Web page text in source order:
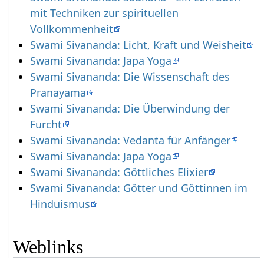
mit Techniken zur spirituellen
Vollkommenheit
Swami Sivananda: Licht, Kraft und Weisheit
Swami Sivananda: Japa Yoga
Swami Sivananda: Die Wissenschaft des
Pranayama
Swami Sivananda: Die Überwindung der
Furcht
Swami Sivananda: Vedanta für Anfänger
Swami Sivananda: Japa Yoga
Swami Sivananda: Göttliches Elixier
Swami Sivananda: Götter und Göttinnen im
Hinduismus
Weblinks